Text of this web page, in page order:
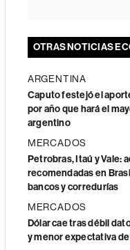
OTRAS NOTICIAS
ARGENTINA
Caputo festejó el
por año que hará el
argentino
MERCADOS
Petrobras, Itaú y Vale:
recomendadas en
bancos y corredurías
MERCADOS
Dólar cae tras débil
y menor expectativa de